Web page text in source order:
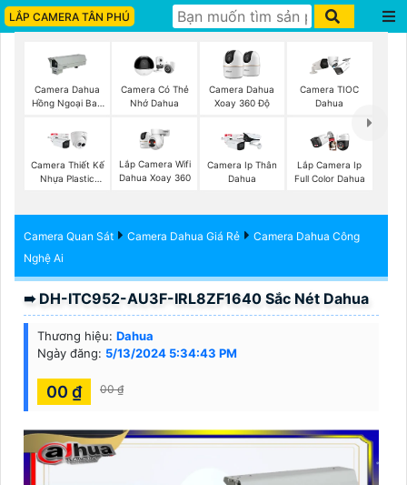
LẮP CAMERA TÂN PHÚ
Camera Dahua
Hồng Ngoại Ban
Camera Có Thẻ
Nhớ Dahua
Camera Dahua
Xoay 360 Độ
Camera TIOC
Dahua
Camera Thiết Kế
Nhựa Plastic
Lắp Camera Wifi
Dahua Xoay 360
Camera Ip Thân
Dahua
Lắp Camera Ip
Full Color Dahua
Camera Quan Sát Camera Dahua Giá Rẻ
Camera Dahua Công
Nghệ Ai
➠ DH-ITC952-AU3F-IRL8ZF1640 Sắc Nét Dahua
Thương hiệu: Dahua
Ngày đăng: 5/13/2024 5:34:43 PM
00 ₫ 00 ₫